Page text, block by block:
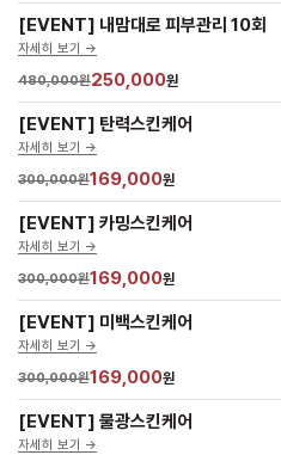
[EVENT] 내맘대로 피부관리 10회
자세히 보기 ->
480,000원250,000원
[EVENT] 탄력스킨케어
자세히 보기 ->
300,000원169,000원
[EVENT] 카밍스킨케어
자세히 보기 ->
300,000원169,000원
[EVENT] 미백스킨케어
자세히 보기 ->
300,000원169,000원
[EVENT] 물광스킨케어
자세히 보기 ->